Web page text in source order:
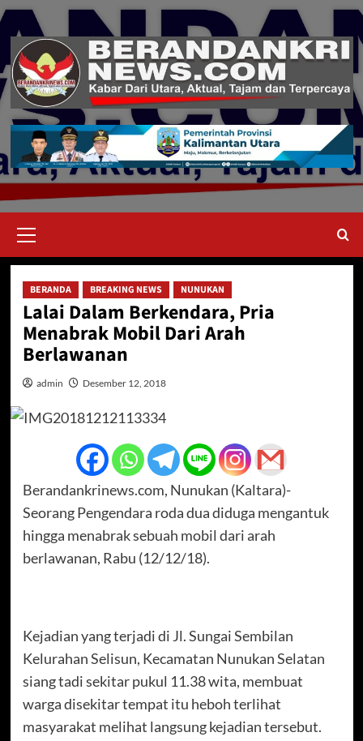
Skip
content
Menu
BERANDA BREAKING NEWS NUNUKAN
Lalai Dalam Berkendara, Pria
Menabrak Mobil Dari Arah
Berlawanan
admin Desember 12, 2018
Berandankrinews.com, Nunukan (Kaltara)-
Seorang Pengendara roda dua diduga mengantuk
hingga menabrak sebuah mobil dari arah
berlawanan, Rabu (12/12/18).
Kejadian yang terjadi di Jl. Sungai Sembilan
Kelurahan Selisun, Kecamatan Nunukan Selatan
siang tadi sekitar pukul 11.38 wita, membuat
warga disekitar tempat itu heboh terlihat
masyarakat melihat langsung kejadian tersebut.